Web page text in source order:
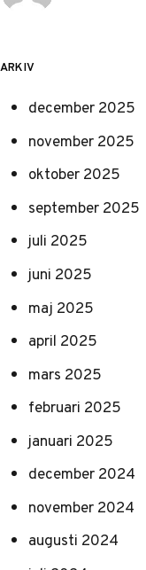
ARKIV
december 2025
november 2025
oktober 2025
september 2025
juli 2025
juni 2025
maj 2025
april 2025
mars 2025
februari 2025
januari 2025
december 2024
november 2024
augusti 2024